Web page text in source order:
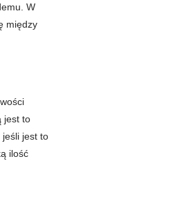
W
między
jest to
jeśli jest to
ilość